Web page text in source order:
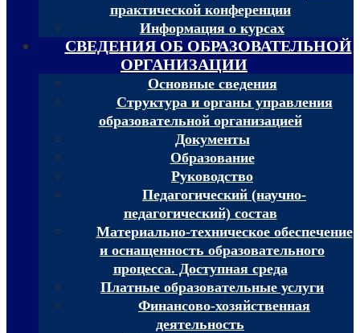
практической конференции
Информация о курсах
СВЕДЕНИЯ ОБ ОБРАЗОВАТЕЛЬНОЙ
ОРГАНИЗАЦИИ
Основные сведения
Структура и органы управления
образовательной организацией
Документы
Образование
Руководство
Педагогический (научно-
педагогический) состав
Материально-техническое обеспечение
и оснащенность образовательного
процесса. Доступная среда
Платные образовательные услуги
Финансово-хозяйственная
деятельность